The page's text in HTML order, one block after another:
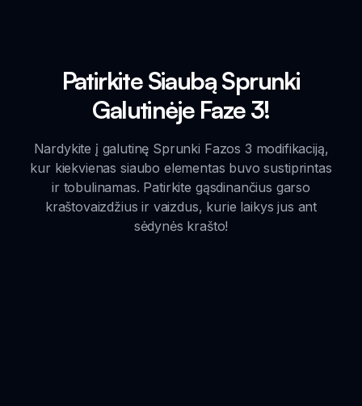
Patirkite Siaubą Sprunki
Galutinėje Faze 3!
Nardykite į galutinę Sprunki Fazos 3 modifikaciją,
kur kiekvienas siaubo elementas buvo sustiprintas
ir tobulinamas. Patirkite gąsdinančius garso
kraštovaizdžius ir vaizdus, kurie laikys jus ant
sėdynės krašto!